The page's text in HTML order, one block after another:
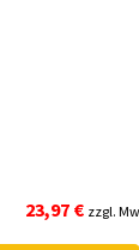
Ursprünglicher
23,97 € zzgl.